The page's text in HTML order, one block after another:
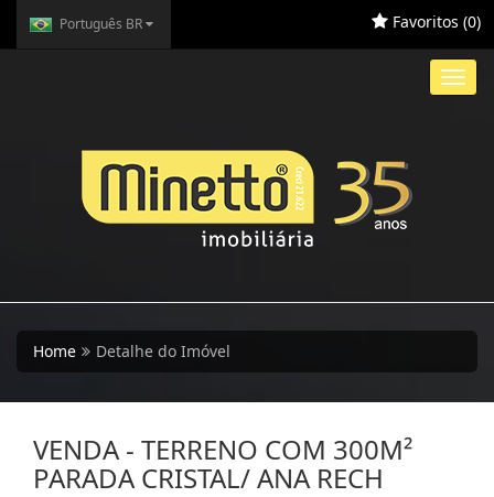
Português BR Favoritos (0)
Home Detalhe do Imóvel
VENDA - TERRENO COM 300M²
PARADA CRISTAL/ ANA RECH